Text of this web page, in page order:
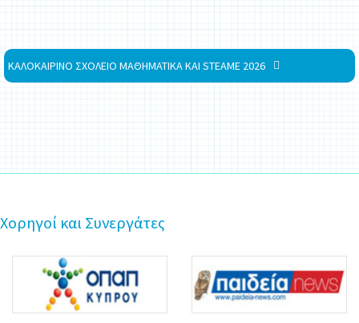
ΚΑΛΟΚΑΙΡΙΝΟ ΣΧΟΛΕΙΟ ΜΑΘΗΜΑΤΙΚΑ ΚΑΙ STEAME 2026
Χορηγοί και Συνεργάτες